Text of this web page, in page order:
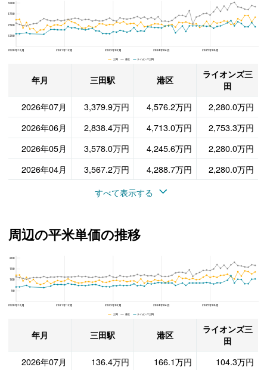
2020年10月 2021年12月 2023年02月 2024年04月 2025年06月
5000
3750
2500
1250
三田 港区 ライオンズ三田
年月 三田駅 港区
ライオンズ三
田
2026年07月
3,379.9万円 4,576.2万円
2,280.0万円
2026年06月
2,838.4万円 4,713.0万円
2,753.3万円
2026年05月
3,578.0万円 4,245.6万円
2,280.0万円
2026年04月
3,567.2万円 4,288.7万円
2,280.0万円
すべて表示する
周辺の平米単価の推移
2020年10月 2021年12月 2023年02月 2024年04月 2025年06月
200
150
100
50
三田 港区 ライオンズ三田
年月 三田駅 港区
ライオンズ三
田
2026年07月
136.4万円 166.1万円
104.3万円